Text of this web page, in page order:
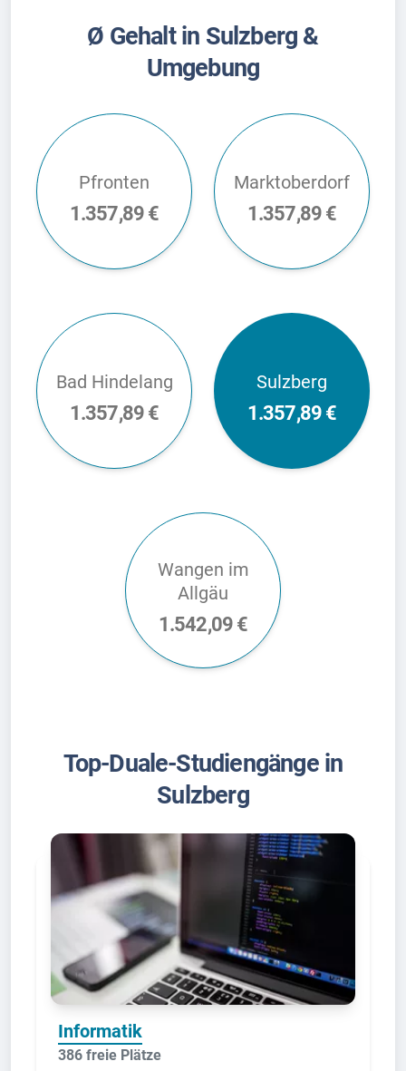
Ø Gehalt in Sulzberg &
Umgebung
Pfronten
1.357,89 €
Marktoberdorf
1.357,89 €
Bad Hindelang
1.357,89 €
Sulzberg
1.357,89 €
Wangen im
Allgäu
1.542,09 €
Top-Duale-Studiengänge in
Sulzberg
Informatik
386 freie Plätze